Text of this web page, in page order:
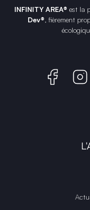
INFINITY AREA® est la
Dev®, fièrement